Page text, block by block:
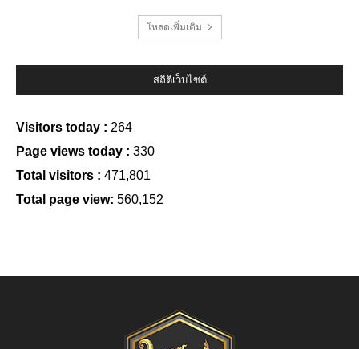
โหลดเพิ่มเติม
สถิติเว็บไซต์
Visitors today : 264
Page views today : 330
Total visitors : 471,801
Total page view: 560,152